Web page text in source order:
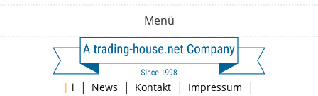
Menü
| i | News | Kontakt | Impressum |